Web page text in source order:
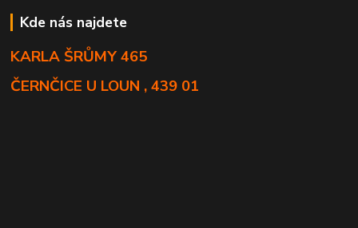
Kde nás najdete
KARLA ŠRŮMY 465
ČERNČICE U LOUN , 439 01